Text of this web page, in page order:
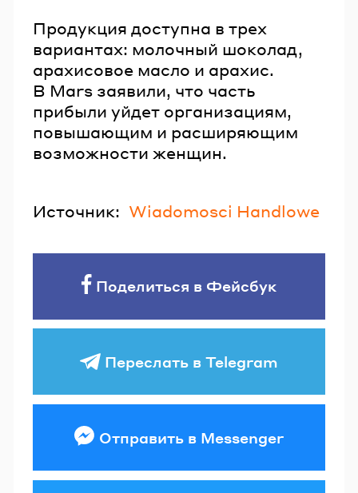
Продукция доступна в трех
вариантах: молочный шоколад,
арахисовое масло и арахис.
В Mars заявили, что часть
прибыли уйдет организациям,
повышающим и расширяющим
возможности женщин.
Источник: Wiadomosci Handlowe
Поделиться в Фейсбук
Переслать в Telegram
Отправить в Messenger